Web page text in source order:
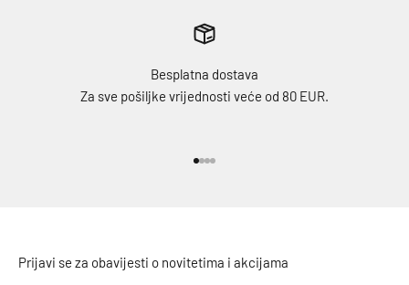
Besplatna dostava
Za sve pošiljke vrijednosti veće od 80 EUR.
Prijavi se za obavijesti o novitetima i akcijama